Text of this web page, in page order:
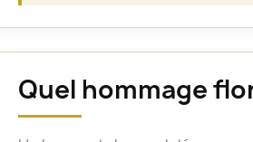
Quel hommage